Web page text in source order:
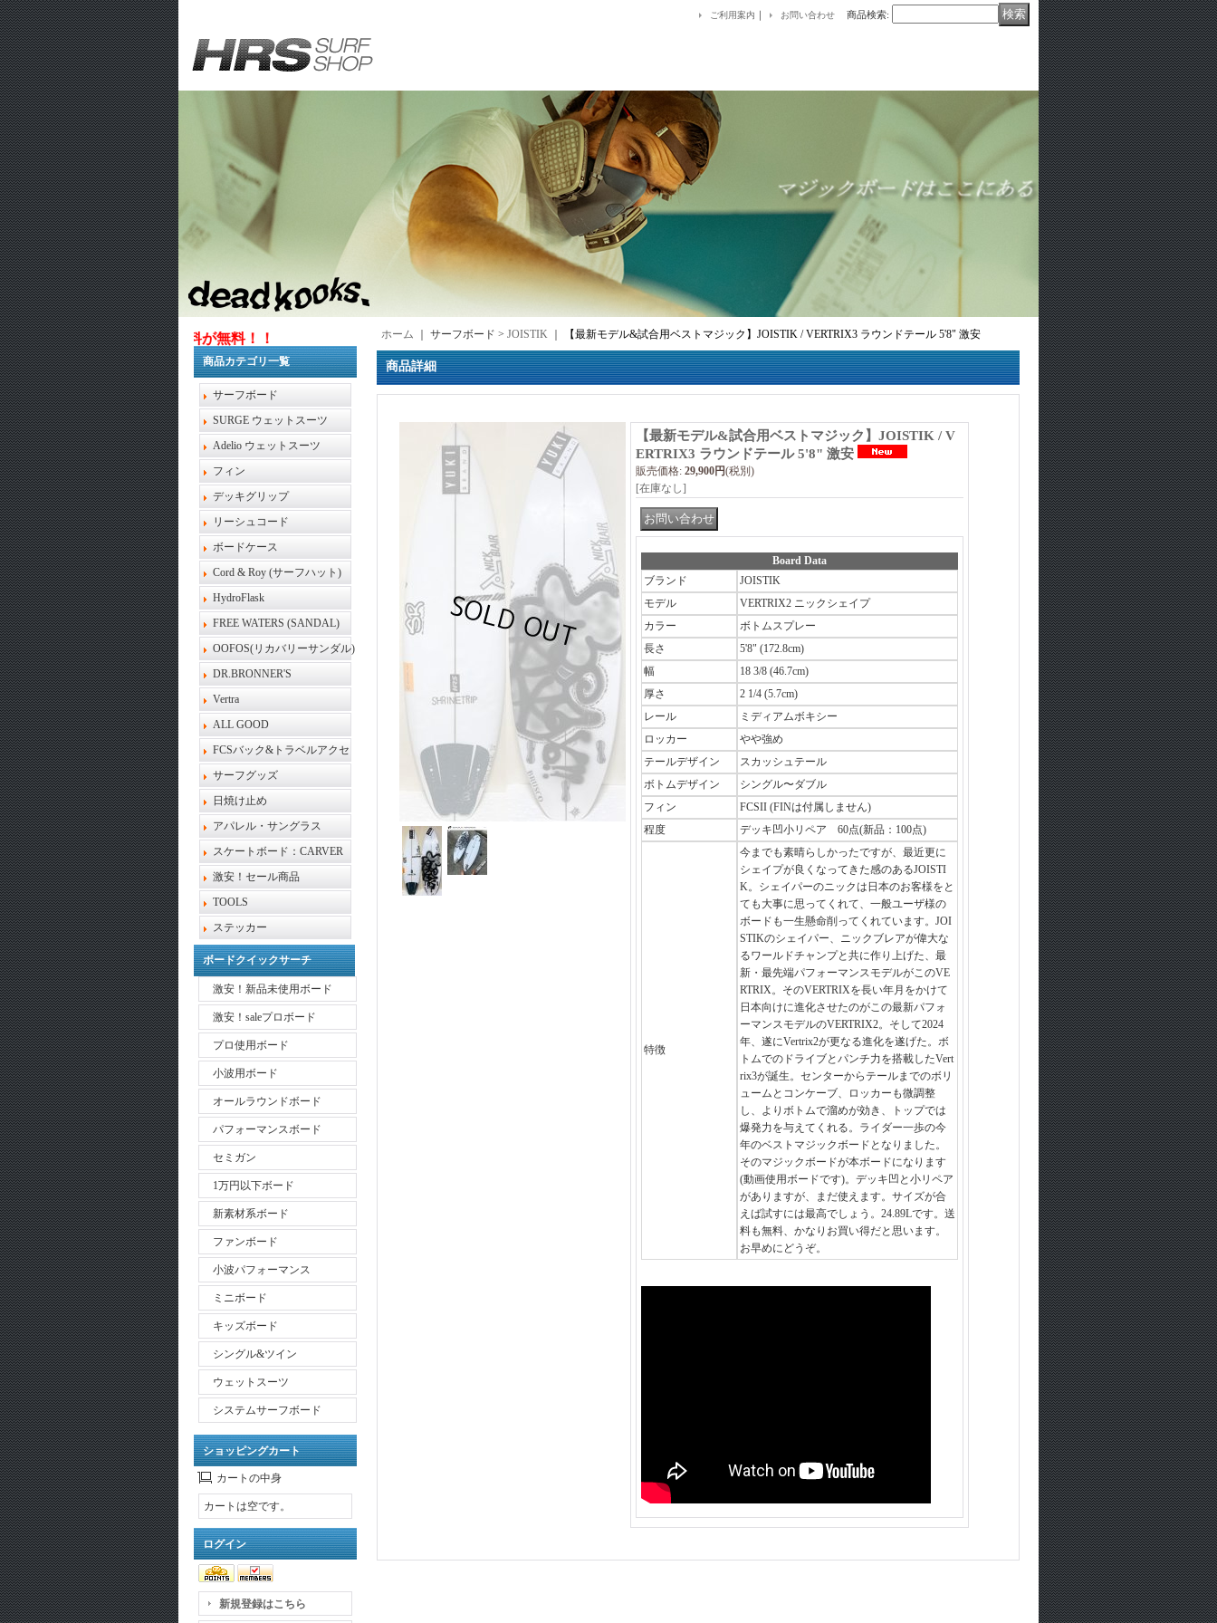
ご利用案内 ｜ お問い合わせ 商品検索:
円以上お買い上げで送料が無料！！
商品カテゴリ一覧
サーフボード
SURGE ウェットスーツ
Adelio ウェットスーツ
フィン
デッキグリップ
リーシュコード
ボードケース
Cord & Roy (サーフハット)
HydroFlask
FREE WATERS (SANDAL)
OOFOS(リカバリーサンダル)
DR.BRONNER'S
Vertra
ALL GOOD
FCSバック&トラベルアクセ
サーフグッズ
日焼け止め
アパレル・サングラス
スケートボード：CARVER
激安！セール商品
TOOLS
ステッカー
ボードクイックサーチ
激安！新品未使用ボード
激安！saleプロボード
プロ使用ボード
小波用ボード
オールラウンドボード
パフォーマンスボード
セミガン
1万円以下ボード
新素材系ボード
ファンボード
小波パフォーマンス
ミニボード
キッズボード
シングル&ツイン
ウェットスーツ
システムサーフボード
ショッピングカート
カートの中身
カートは空です。
ログイン
新規登録はこちら
ホーム ｜ サーフボード > JOISTIK 【最新モデル&試合用ベストマジック】JOISTIK / VERTRIX3 ラウンドテール 5'8" 激安
商品詳細
【最新モデル&試合用ベストマジック】JOISTIK / V
ERTRIX3 ラウンドテール 5'8" 激安
販売価格: 29,900円(税別)
[在庫なし]
Board Data
ブランド
JOISTIK
モデル
VERTRIX2 ニックシェイプ
カラー
ボトムスプレー
長さ
5'8" (172.8cm)
幅
18 3/8 (46.7cm)
厚さ
2 1/4 (5.7cm)
レール
ミディアムボキシー
ロッカー
やや強め
テールデザイン
スカッシュテール
ボトムデザイン
シングル〜ダブル
フィン
FCSII (FINは付属しません)
程度
デッキ凹小リペア 60点(新品：100点)
特徴
今までも素晴らしかったですが、最近更に
シェイプが良くなってきた感のあるJOISTI
K。シェイパーのニックは日本のお客様をと
ても大事に思ってくれて、一般ユーザ様の
ボードも一生懸命削ってくれています。JOI
STIKのシェイパー、ニックブレアが偉大な
るワールドチャンプと共に作り上げた、最
新・最先端パフォーマンスモデルがこのVE
RTRIX。そのVERTRIXを長い年月をかけて
日本向けに進化させたのがこの最新パフォ
ーマンスモデルのVERTRIX2。そして2024
年、遂にVertrix2が更なる進化を遂げた。ボ
トムでのドライブとパンチ力を搭載したVert
rix3が誕生。センターからテールまでのボリ
ュームとコンケーブ、ロッカーも微調整
し、よりボトムで溜めが効き、トップでは
爆発力を与えてくれる。ライダー一歩の今
年のベストマジックボードとなりました。
そのマジックボードが本ボードになります
(動画使用ボードです)。デッキ凹と小リペア
がありますが、まだ使えます。サイズが合
えば試すには最高でしょう。24.89Lです。送
料も無料、かなりお買い得だと思います。
お早めにどうぞ。